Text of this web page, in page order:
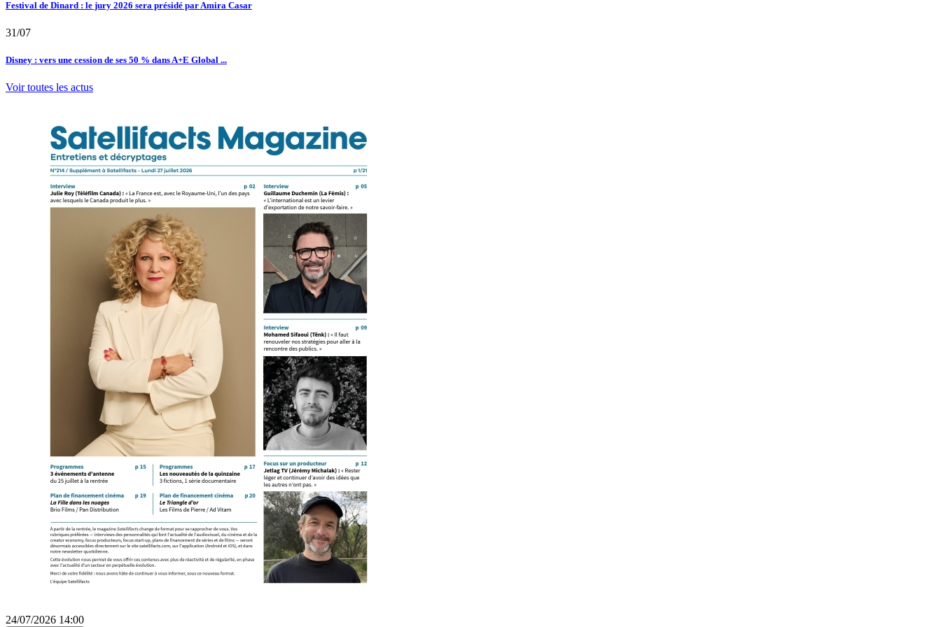
Festival de Dinard : le jury 2026 sera présidé par Amira Casar
31/07
Disney : vers une cession de ses 50 % dans A+E Global ...
Voir toutes les actus
24/07/2026 14:00